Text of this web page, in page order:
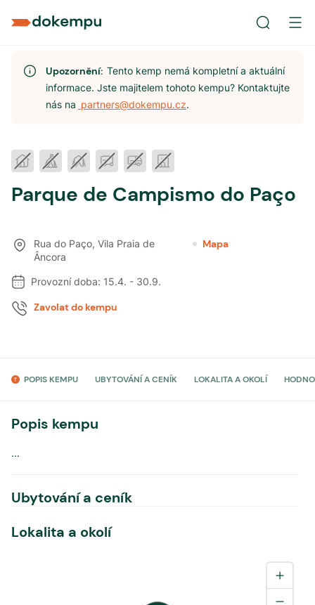
Upozornění:Tento kemp nemá kompletní a aktuální
informace. Jste majitelem tohoto kempu? Kontaktujte
nás na partners@dokempu.cz.
Parque de Campismo do Paço
Rua do Paço, Vila Praia de
Âncora
Mapa
Provozní doba: 15.4. - 30.9.
Zavolat do kempu
POPIS KEMPU UBYTOVÁNÍ A CENÍK LOKALITA A OKOLÍ
Popis kempu
...
Ubytování a ceník
Lokalita a okolí